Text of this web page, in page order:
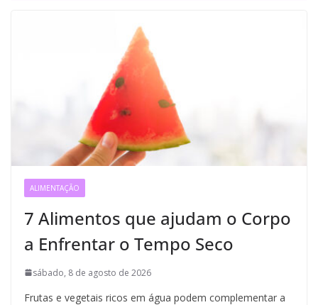
ALIMENTAÇÃO
7 Alimentos que ajudam o Corpo
a Enfrentar o Tempo Seco
sábado, 8 de agosto de 2026
Frutas e vegetais ricos em água podem complementar a